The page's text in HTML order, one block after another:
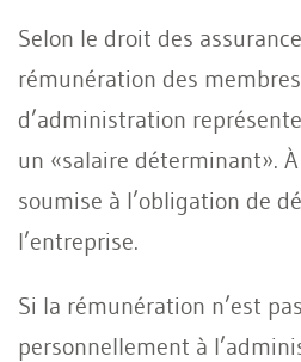
Selon le droit des
rémunération des
d’administration
un «salaire déterminant».
soumise à l’obligation de
l’entreprise.
Si la rémunération n’est
personnellement à